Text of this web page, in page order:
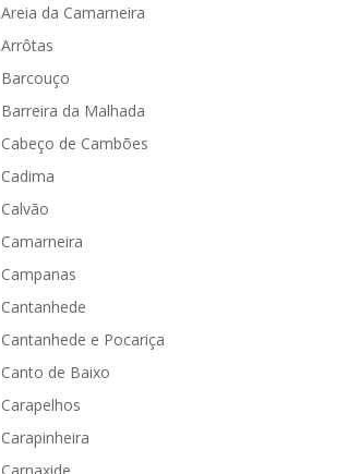
Areia da Camarneira
Arrôtas
Barcouço
Barreira da Malhada
Cabeço de Cambões
Cadima
Calvão
Camarneira
Campanas
Cantanhede
Cantanhede e Pocariça
Canto de Baixo
Carapelhos
Carapinheira